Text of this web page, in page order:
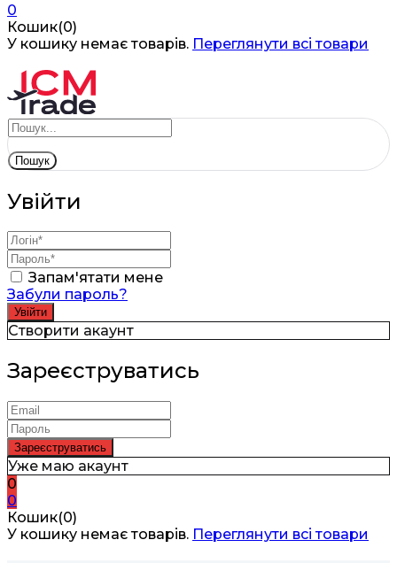
0
Кошик(0)
У кошику немає товарів. Переглянути всі товари
Пошук
Увійти
Запам'ятати мене
Забули пароль?
Створити акаунт
Зареєструватись
Уже маю акаунт
0
0
Кошик(0)
У кошику немає товарів. Переглянути всі товари